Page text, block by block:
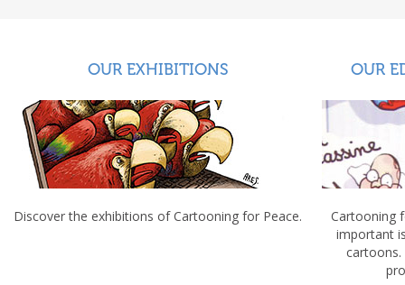
OUR EXHIBITIONS
Discover the exhibitions of Cartooning for Peace.
OUR
Cartooning
important
cartoons.